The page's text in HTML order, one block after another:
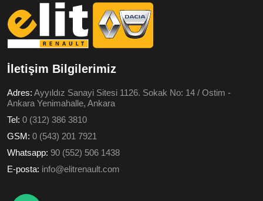
İletişim Bilgilerimiz
Adres: Ayyıldız Sanayi Sitesi 1126. Sokak No: 14 / Ostim -
Ankara Yenimahalle, Ankara
Tel: 0 (312) 386 3810
GSM: 0 (543) 201 7921
Whatsapp: 90 (552) 506 1438
E-posta: info@elitrenault.com